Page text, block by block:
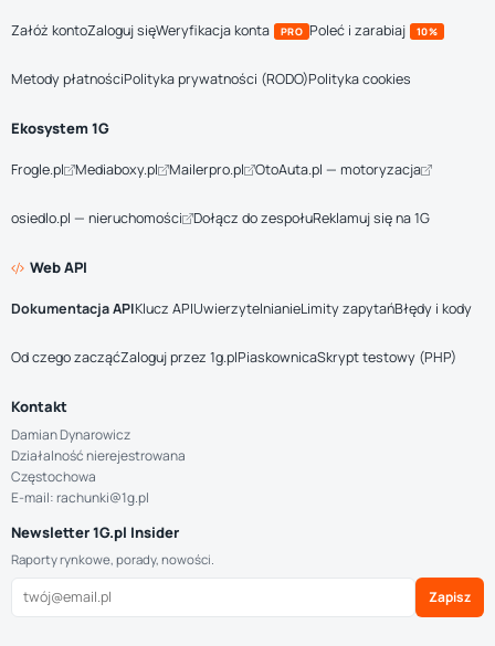
Załóż kontoZaloguj sięWeryfikacja konta PRO Poleć i zarabiaj 10%
Metody płatnościPolityka prywatności (RODO)Polityka cookies
Ekosystem 1G
Frogle.pl Mediaboxy.pl Mailerpro.pl OtoAuta.pl — motoryzacja
osiedlo.pl — nieruchomości Dołącz do zespołuReklamuj się na 1G
Web API
Dokumentacja APIKlucz APIUwierzytelnianieLimity zapytańBłędy i kody
Od czego zacząćZaloguj przez 1g.plPiaskownicaSkrypt testowy (PHP)
Kontakt
Damian Dynarowicz
Działalność nierejestrowana
Częstochowa
E-mail: rachunki@1g.pl
Newsletter 1G.pl Insider
Raporty rynkowe, porady, nowości.
Zapisz